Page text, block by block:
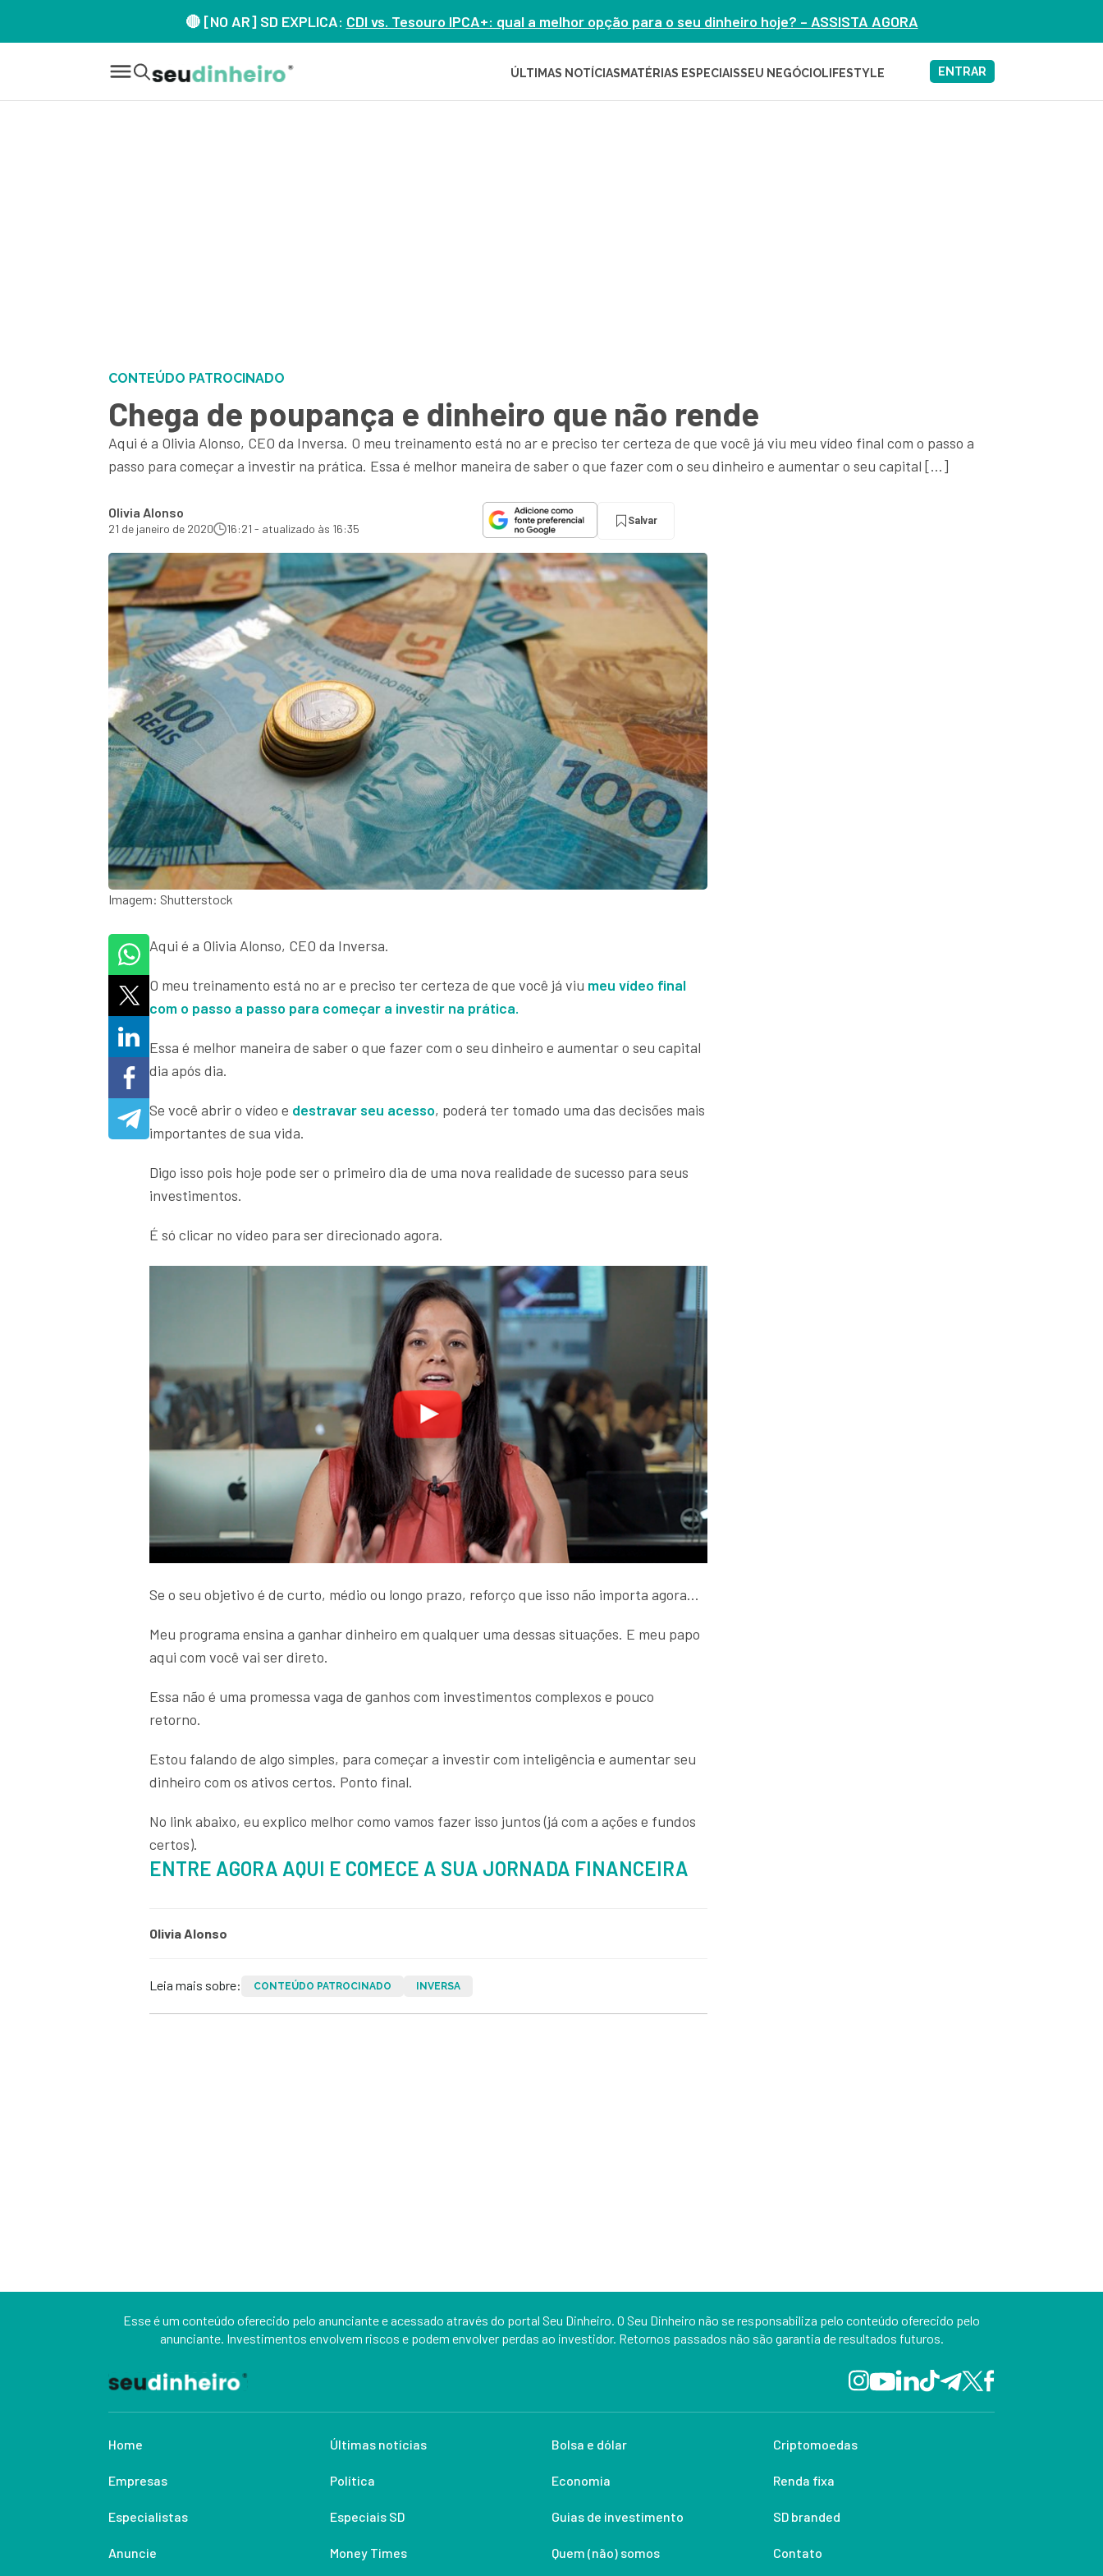
🔴 [NO AR] SD EXPLICA: CDI vs. Tesouro IPCA+: qual a melhor opção para o seu dinheiro hoje? – ASSISTA AGORA
ÚLTIMAS NOTÍCIAS MATÉRIAS ESPECIAISSEU NEGÓCIOLIFESTYLE ENTRAR
CONTEÚDO PATROCINADO
Chega de poupança e dinheiro que não rende
Aqui é a Olivia Alonso, CEO da Inversa. O meu treinamento está no ar e preciso ter certeza de que você já viu meu vídeo final com o passo a
passo para começar a investir na prática. Essa é melhor maneira de saber o que fazer com o seu dinheiro e aumentar o seu capital […]
Olivia Alonso
21 de janeiro de 2020 16:21 - atualizado às 16:35
Salvar
Imagem: Shutterstock
Aqui é a Olivia Alonso, CEO da Inversa.
O meu treinamento está no ar e preciso ter certeza de que você já viu meu vídeo final
com o passo a passo para começar a investir na prática.
Essa é melhor maneira de saber o que fazer com o seu dinheiro e aumentar o seu capital
dia após dia.
Se você abrir o vídeo e destravar seu acesso, poderá ter tomado uma das decisões mais
importantes de sua vida.
Digo isso pois hoje pode ser o primeiro dia de uma nova realidade de sucesso para seus
investimentos.
É só clicar no vídeo para ser direcionado agora.
Se o seu objetivo é de curto, médio ou longo prazo, reforço que isso não importa agora...
Meu programa ensina a ganhar dinheiro em qualquer uma dessas situações. E meu papo
aqui com você vai ser direto.
Essa não é uma promessa vaga de ganhos com investimentos complexos e pouco
retorno.
Estou falando de algo simples, para começar a investir com inteligência e aumentar seu
dinheiro com os ativos certos. Ponto final.
No link abaixo, eu explico melhor como vamos fazer isso juntos (já com a ações e fundos
certos).
ENTRE AGORA AQUI E COMECE A SUA JORNADA FINANCEIRA
Olivia Alonso
Leia mais sobre: CONTEÚDO PATROCINADO INVERSA
Esse é um conteúdo oferecido pelo anunciante e acessado através do portal Seu Dinheiro. O Seu Dinheiro não se responsabiliza pelo conteúdo oferecido pelo
anunciante. Investimentos envolvem riscos e podem envolver perdas ao investidor. Retornos passados não são garantia de resultados futuros.
Home Últimas notícias Bolsa e dólar Criptomoedas
Empresas Política Economia Renda fixa
Especialistas Especiais SD Guias de investimento SD branded
Anuncie Money Times Quem (não) somos Contato